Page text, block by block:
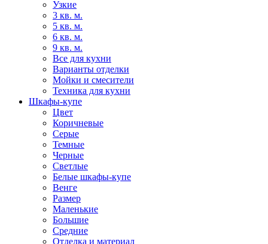
Узкие
3 кв. м.
5 кв. м.
6 кв. м.
9 кв. м.
Все для кухни
Варианты отделки
Мойки и смесители
Техника для кухни
Шкафы-купе
Цвет
Коричневые
Серые
Темные
Черные
Светлые
Белые шкафы-купе
Венге
Размер
Маленькие
Большие
Средние
Отделка и материал